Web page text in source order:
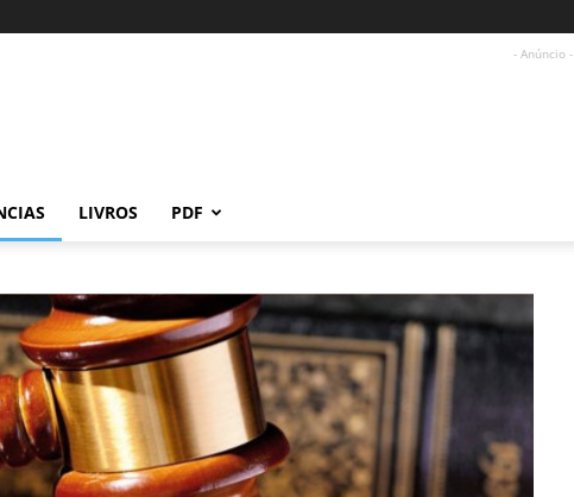
- Anúncio -
LIVROS PDF